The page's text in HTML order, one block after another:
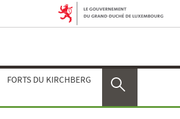
FORTS DU KIRCHBERG